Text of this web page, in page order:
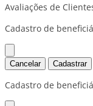
Avaliações de
Cadastro de
Cancelar Cadastrar
Cadastro de